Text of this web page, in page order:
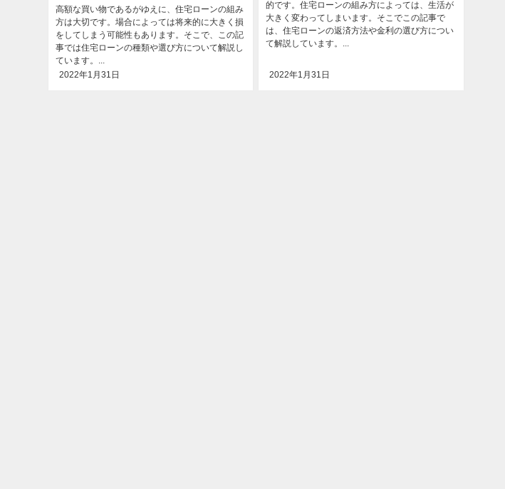
高額な買い物であるがゆえに、住宅ローンの組み
方は大切です。場合によっては将来的に大きく損
をしてしまう可能性もあります。そこで、この記
事では住宅ローンの種類や選び方について解説し
ています。...
2022年1月31日
的です。住宅ローンの組み方によっては、生活が
大きく変わってしまいます。そこでこの記事で
は、住宅ローンの返済方法や金利の選び方につい
て解説しています。...
2022年1月31日